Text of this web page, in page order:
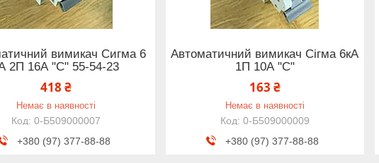
вимикач Сигма 6
2П 16А "С" 55-54-23
418 ₴
Немає в наявності
0-Б509000007
+380 (97) 377-88-88
Автоматичний вимикач Сігма 6кА
1П 10А "С"
163 ₴
Немає в наявності
0-Б509000009
+380 (97) 377-88-88